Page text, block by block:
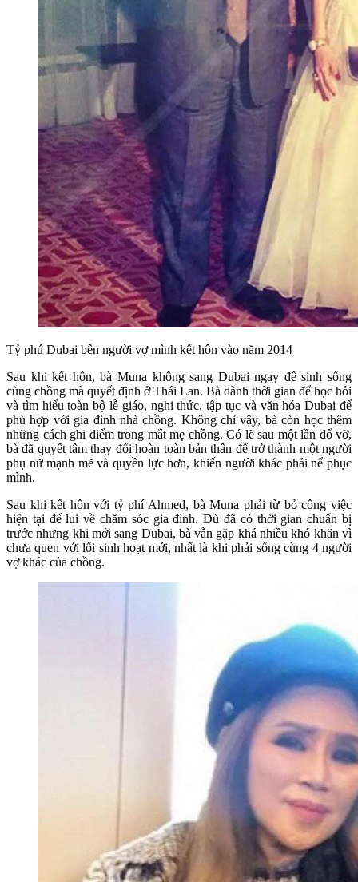
Tỷ phú Dubai bên người vợ mình kết hôn vào năm 2014
Sau khi kết hôn, bà Muna không sang Dubai ngay để sinh sống
cùng chồng mà quyết định ở Thái Lan. Bà dành thời gian để học hỏi
và tìm hiểu toàn bộ lễ giáo, nghi thức, tập tục và văn hóa Dubai để
phù hợp với gia đình nhà chồng. Không chỉ vậy, bà còn học thêm
những cách ghi điểm trong mắt mẹ chồng. Có lẽ sau một lần đổ vỡ,
bà đã quyết tâm thay đổi hoàn toàn bản thân để trở thành một người
phụ nữ mạnh mẽ và quyền lực hơn, khiến người khác phải nể phục
mình.
Sau khi kết hôn với tỷ phí Ahmed, bà Muna phải từ bỏ công việc
hiện tại để lui về chăm sóc gia đình. Dù đã có thời gian chuẩn bị
trước nhưng khi mới sang Dubai, bà vẫn gặp khá nhiều khó khăn vì
chưa quen với lối sinh hoạt mới, nhất là khi phải sống cùng 4 người
vợ khác của chồng.